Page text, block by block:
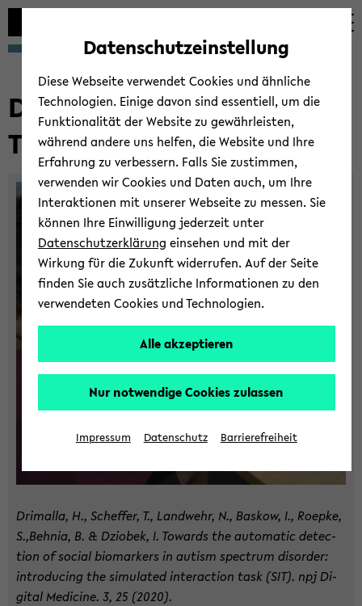
Automatische
vermeiden
zum
wechseln
zum
wechseln
zum
wechseln
Der Si­mu­la­ted In­ter­ac­tion
Task (SIT)
Dri­mal­la, H., Schef­fer, T., Land­wehr, N., Bas­kow, I., Roep­ke,
S.,Beh­nia, B. & Dzio­bek, I. To­wards the au­to­ma­tic de­tec­
tion of so­cial bio­mar­kers in au­tism spec­trum dis­or­der:
in­tro­du­cing the si­mu­la­ted in­ter­ac­tion task (SIT). npj Di­
gi­tal Me­di­ci­ne. 3, 25 (2020).
Datenschutzeinstellung
Diese Webseite verwendet Cookies und ähnliche
Technologien. Einige davon sind essentiell, um die
Funktionalität der Website zu gewährleisten,
während andere uns helfen, die Website und Ihre
Erfahrung zu verbessern. Falls Sie zustimmen,
verwenden wir Cookies und Daten auch, um Ihre
Interaktionen mit unserer Webseite zu messen. Sie
können Ihre Einwilligung jederzeit unter
Datenschutzerklärung einsehen und mit der
Wirkung für die Zukunft widerrufen. Auf der Seite
finden Sie auch zusätzliche Informationen zu den
verwendeten Cookies und Technologien.
Alle akzeptieren
Nur notwendige Cookies zulassen
Impressum Datenschutz Barrierefreiheit